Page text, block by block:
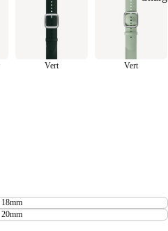
Vert Vert
18mm
20mm